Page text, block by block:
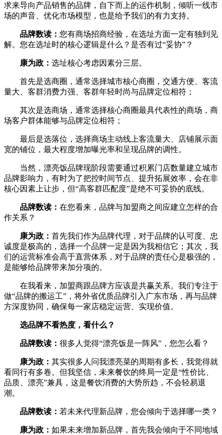
求来导向产品销售的品牌，自下而上的运作机制，倾听一线市
场的声音、优化市场模型，也是给予我们的有力支持。
品牌数读： 您有商场招商经验，在选址方面一定有独到见
解。您在选址时的核心逻辑是什么？是否有过“妥协”？
康为政： 选址核心考虑因素分三层。
首先是选商圈，通常选择城市核心商圈，交通方便、客流
量大、客群消费力强、客群年轻时尚与品牌定位相符；
其次是选商场，通常选择核心商圈最具代表性的商场，商
场客户群体能够与品牌定位相符；
最后是选落位，选择商场主动线上客流量大、店铺展示面
宽的铺位，最大程度增加曝光率和呈现品牌的调性。
当然，漂亮饭品牌现阶段需要通过积累门店数量建立城市
品牌影响力，有时为了把控时间节点、提升拓展效率，会在非
核心因素上让步，但“高客群匹配度”是绝不可妥协的底线。
品牌数读： 在您看来，品牌与加盟商之间应建立怎样的合
作关系？
康为政： 首先我们作为品牌代理，对于品牌的认可度、忠
诚度是极高的，选择一个品牌一定是因为我相信它；其次，我
们的运营标准会高于直营体系，对于品牌的责任心是极强的，
是能够给品牌带来加分项的。
在我看来，加盟商跟品牌方应该是共赢关系。我们专注于
做“品牌的搬运工”，将外省优质品牌引入广东市场，再与品牌
方深度协同，确保每一家店稳定运营、实现价值。
选品牌不看热度，看什么？
品牌数读： 很多人觉得“漂亮饭是一阵风”，您怎么看？
康为政： 其实很多人问我漂亮菜的周期有多长，我觉得就
看同行有多卷。但我坚信，未来餐饮的终局一定是“性价比、
品质、漂亮”兼具，这是餐饮消费的大势所趋，不会轻易退
潮。
品牌数读： 若未来代理新品牌，您会倾向于选择哪一类？
康为政： 如果未来增加新品牌，首先我会倾向于不同地域